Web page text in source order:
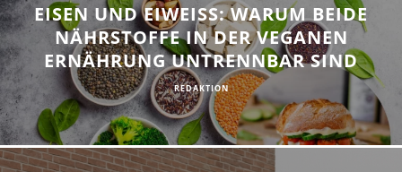
EISEN UND EIWEISS: WARUM BEIDE N
ÄHRSTOFFE IN DER VEGANEN E
RNÄHRUNG UNTRENNBAR SIND
REDAKTION